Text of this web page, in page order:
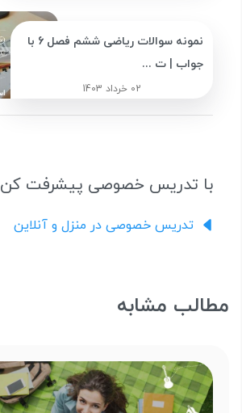
نمونه سوالات ریاضی ششم فصل 6 با
جواب | ت ...
02 خرداد 1403
با تدریس خصوصی پیشرفت کن
تدریس خصوصی در منزل و آنلاین
مطالب مشابه